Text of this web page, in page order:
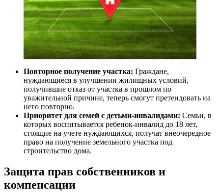
Повторное получение участка: Граждане,
нуждающиеся в улучшении жилищных условий,
получившие отказ от участка в прошлом по
уважительной причине, теперь смогут претендовать на
него повторно.
Приоритет для семей с детьми-инвалидами: Семьи, в
которых воспитывается ребенок-инвалид до 18 лет,
стоящие на учете нуждающихся, получат внеочередное
право на получение земельного участка под
строительство дома.
Защита прав собственников и
компенсации